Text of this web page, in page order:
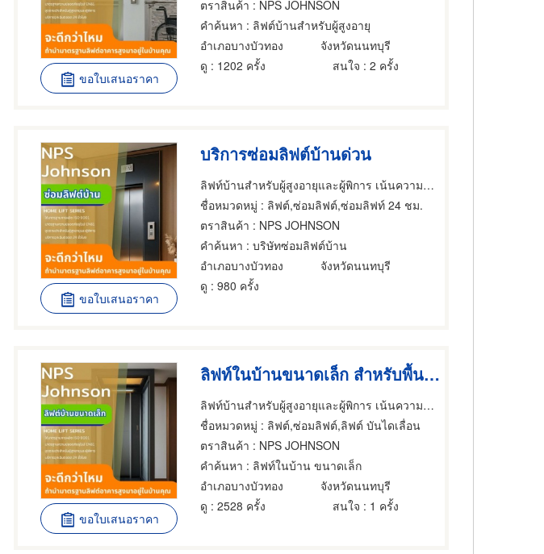
ขอใบเสนอราคา
ตราสินค้า : NPS JOHNSON
คำค้นหา : ลิฟต์บ้านสำหรับผู้สูงอายุ
อำเภอบางบัวทอง
จังหวัดนนทบุรี
ดู : 1202 ครั้ง สนใจ : 2 ครั้ง
ขอใบเสนอราคา
บริการซ่อมลิฟต์บ้านด่วน
ลิฟท์บ้านสำหรับผู้สูงอายุและผู้พิการ เน้นความปลอดภัย
ชื่อหมวดหมู่ : ลิฟต์,ซ่อมลิฟต์,ซ่อมลิฟท์ 24 ชม.
ตราสินค้า : NPS JOHNSON
คำค้นหา : บริษัทซ่อมลิฟต์บ้าน
อำเภอบางบัวทอง
จังหวัดนนทบุรี
ดู : 980 ครั้ง
ขอใบเสนอราคา
ลิฟท์ในบ้านขนาดเล็ก สำหรับพื้นที่จำกัด
ลิฟท์บ้านสำหรับผู้สูงอายุและผู้พิการ เน้นความปลอดภัย
ชื่อหมวดหมู่ : ลิฟต์,ซ่อมลิฟต์,ลิฟต์ บันไดเลื่อน
ตราสินค้า : NPS JOHNSON
คำค้นหา : ลิฟท์ในบ้าน ขนาดเล็ก
อำเภอบางบัวทอง
จังหวัดนนทบุรี
ดู : 2528 ครั้ง สนใจ : 1 ครั้ง